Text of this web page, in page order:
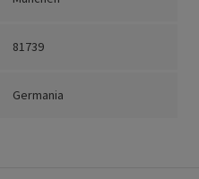
81739
Germania